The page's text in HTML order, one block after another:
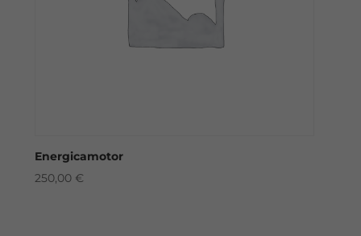
Energicamotor
250,00 €